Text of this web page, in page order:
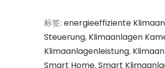
标签: energieeffiziente
Steuerung, Klimaanlagen
Klimaanlagenleistung,
Smart Home,Smart